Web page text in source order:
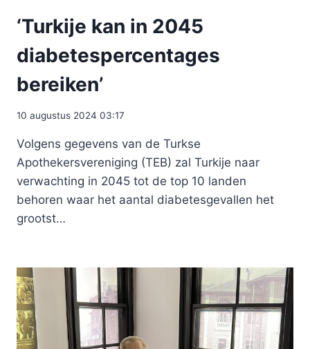
‘Turkije kan in 2045
diabetespercentages
bereiken’
10 augustus 2024 03:17
Volgens gegevens van de Turkse
Apothekersvereniging (TEB) zal Turkije naar
verwachting in 2045 tot de top 10 landen
behoren waar het aantal diabetesgevallen het
grootst…